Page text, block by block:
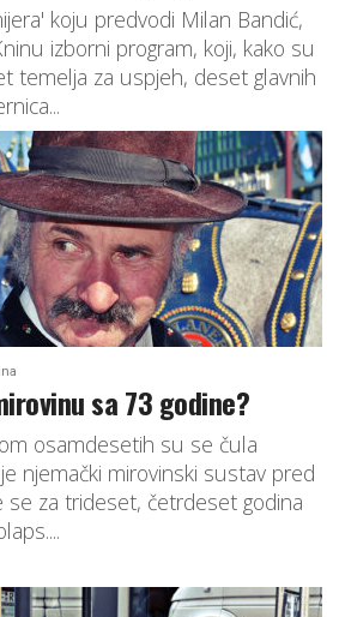
koju predvodi Milan Bandić,
izborni program, koji, kako su
temelja za uspjeh, deset glavnih
sa 73 godine?
osamdesetih su se čula
njemački mirovinski sustav pred
se za trideset, četrdeset godina